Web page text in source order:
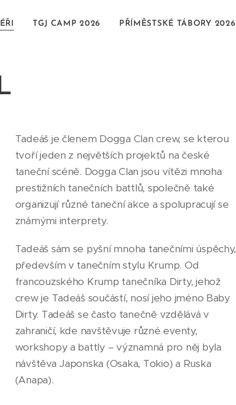
TGJ CAMP 2026 PŘÍMĚSTSKÉ TÁBORY 2026
Tadeáš je členem Dogga Clan crew, se kterou
tvoří jeden z největších projektů na české
taneční scéně. Dogga Clan jsou vítězi mnoha
prestižních tanečních battlů, společně také
organizují různé taneční akce a spolupracují se
známými interprety.
Tadeáš sám se pyšní mnoha tanečními úspěchy,
především v tanečním stylu Krump. Od
francouzského Krump tanečníka Dirty, jehož
crew je Tadeáš součástí, nosí jeho jméno Baby
Dirty. Tadeáš se často tanečně vzdělává v
zahraničí, kde navštěvuje různé eventy,
workshopy a battly – významná pro něj byla
návštěva Japonska (Osaka, Tokio) a Ruska
(Anapa).